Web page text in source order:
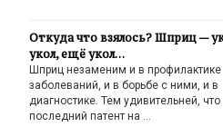
Откуда что взялось? Шприц —
укол, ещё укол…
Шприц незаменим и в профилактике
заболеваний, и в борьбе с ними, и в
диагностике. Тем удивительней, что
последний патент на …